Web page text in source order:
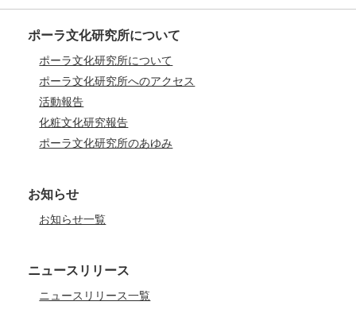
ポーラ文化研究所について
ポーラ文化研究所について
ポーラ文化研究所へのアクセス
活動報告
化粧文化研究報告
ポーラ文化研究所のあゆみ
お知らせ
お知らせ一覧
ニュースリリース
ニュースリリース一覧